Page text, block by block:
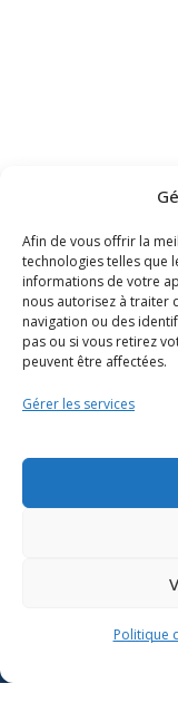
Afin de vous offrir la
technologies telles que
informations de votre
nous autorisez à traiter
navigation ou des
pas ou si vous retirez
peuvent être affectées.
Gérer les services
Politique
Soutien scolaire
ministère de